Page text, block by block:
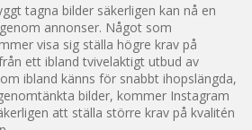
tagna bilder säkerligen kan nå en
annonser. Något som
visa sig ställa högre krav på
ett ibland tvivelaktigt utbud av
ibland känns för snabbt ihopslängda,
bilder, kommer Instagram
att ställa större krav på kvalitén